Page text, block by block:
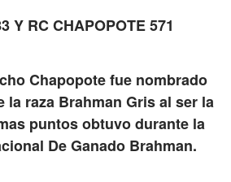
Y RC CHAPOPOTE 571
Chapopote fue nombrado
la raza Brahman Gris al ser la
puntos obtuvo durante la
De Ganado Brahman.